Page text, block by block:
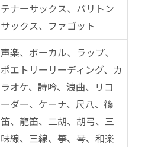
テナーサックス、バリトン
サックス、ファゴット
声楽、ボーカル、ラップ、
ポエトリーリーディング、カ
ラオケ、詩吟、浪曲、リコ
ーダー、ケーナ、尺八、篠
笛、龍笛、二胡、胡弓、三
味線、三線、箏、琴、和楽